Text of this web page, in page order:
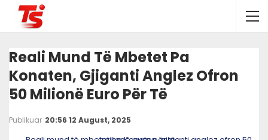
Reali Mund Të Mbetet Pa
Konaten, Gjiganti Anglez Ofron
50 Milionë Euro Për Të
Publikuar 20:56 12 August, 2025